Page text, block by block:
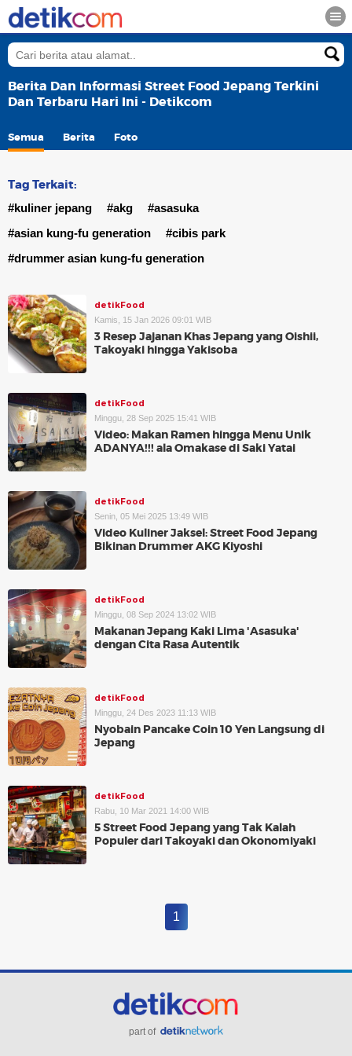
Berita Dan Informasi Street Food Jepang Terkini
Dan Terbaru Hari Ini - Detikcom
Semua Berita Foto
Tag Terkait:
#kuliner jepang #akg
#asasuka
#asian kung-fu generation
#cibis park
#drummer asian kung-fu generation
detikFood
Kamis, 15 Jan 2026 09:01 WIB
3 Resep Jajanan Khas Jepang yang Oishii,
Takoyaki hingga Yakisoba
detikFood
Minggu, 28 Sep 2025 15:41 WIB
Video: Makan Ramen hingga Menu Unik
ADANYA!!! ala Omakase di Saki Yatai
detikFood
Senin, 05 Mei 2025 13:49 WIB
Video Kuliner Jaksel: Street Food Jepang
Bikinan Drummer AKG Kiyoshi
detikFood
Minggu, 08 Sep 2024 13:02 WIB
Makanan Jepang Kaki Lima 'Asasuka'
dengan Cita Rasa Autentik
detikFood
Minggu, 24 Des 2023 11:13 WIB
Nyobain Pancake Coin 10 Yen Langsung di
Jepang
detikFood
Rabu, 10 Mar 2021 14:00 WIB
5 Street Food Jepang yang Tak Kalah
Populer dari Takoyaki dan Okonomiyaki
1
part of